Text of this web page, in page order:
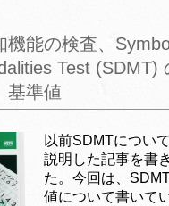
機能の検査、
Test (SDMT)
基準値
以前SDMTについ
説明した記事を書
た。今回は、
値について書いて